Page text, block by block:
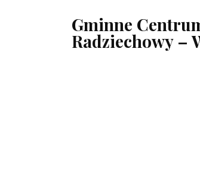
Gminne
Radziechowy –